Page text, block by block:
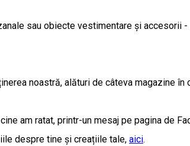
sau obiecte vestimentare și
noastră, alături de câteva magazine
am ratat, printr-un mesaj pe pagina de
despre tine și creațiile tale, aici.